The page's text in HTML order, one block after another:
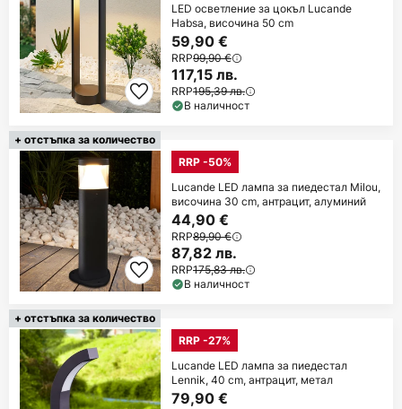
LED осветление за цокъл Lucande
Habsa, височина 50 cm
59,90 €
RRP99,90 €
117,15 лв.
RRP195,39 лв.
В наличност
+ отстъпка за количество
RRP -50%
Lucande LED лампа за пиедестал Milou,
височина 30 cm, антрацит, алуминий
44,90 €
RRP89,90 €
87,82 лв.
RRP175,83 лв.
В наличност
+ отстъпка за количество
RRP -27%
Lucande LED лампа за пиедестал
Lennik, 40 cm, антрацит, метал
79,90 €